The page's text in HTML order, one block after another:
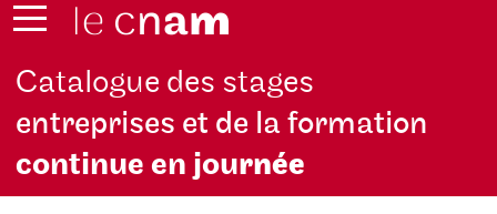
Catalogue des stages
entreprises et de la formation
continue en journée